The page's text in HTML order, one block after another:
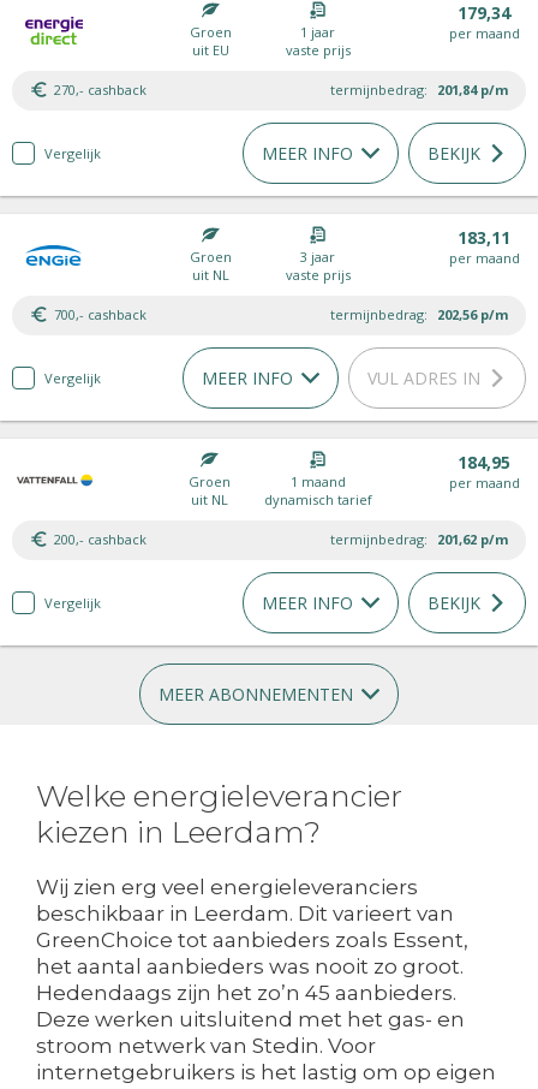
Groen
uit EU
1 jaar
vaste prijs
179,34
per maand
270,- cashback termijnbedrag: 201,84 p/m
Vergelijk MEER INFO BEKIJK
Groen
uit NL
3 jaar
vaste prijs
183,11
per maand
700,- cashback termijnbedrag: 202,56 p/m
Vergelijk MEER INFO VUL ADRES IN
Groen
uit NL
1 maand
dynamisch tarief
184,95
per maand
200,- cashback termijnbedrag: 201,62 p/m
Vergelijk MEER INFO BEKIJK
MEER ABONNEMENTEN
Welke energieleverancier
kiezen in Leerdam?
Wij zien erg veel energieleveranciers
beschikbaar in Leerdam. Dit varieert van
GreenChoice tot aanbieders zoals Essent,
het aantal aanbieders was nooit zo groot.
Hedendaags zijn het zo’n 45 aanbieders.
Deze werken uitsluitend met het gas- en
stroom netwerk van Stedin. Voor
internetgebruikers is het lastig om op eigen